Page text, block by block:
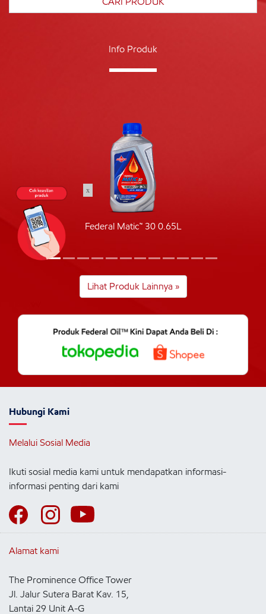
Info Produk
Federal Matic™ 30 0.65L
Lihat Produk Lainnya »
Hubungi Kami
Melalui Sosial Media
Ikuti sosial media kami untuk mendapatkan informasi-
informasi penting dari kami
Alamat kami
The Prominence Office Tower
Jl. Jalur Sutera Barat Kav. 15,
Lantai 29 Unit A-G
x